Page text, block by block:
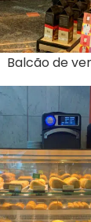
Balcão de